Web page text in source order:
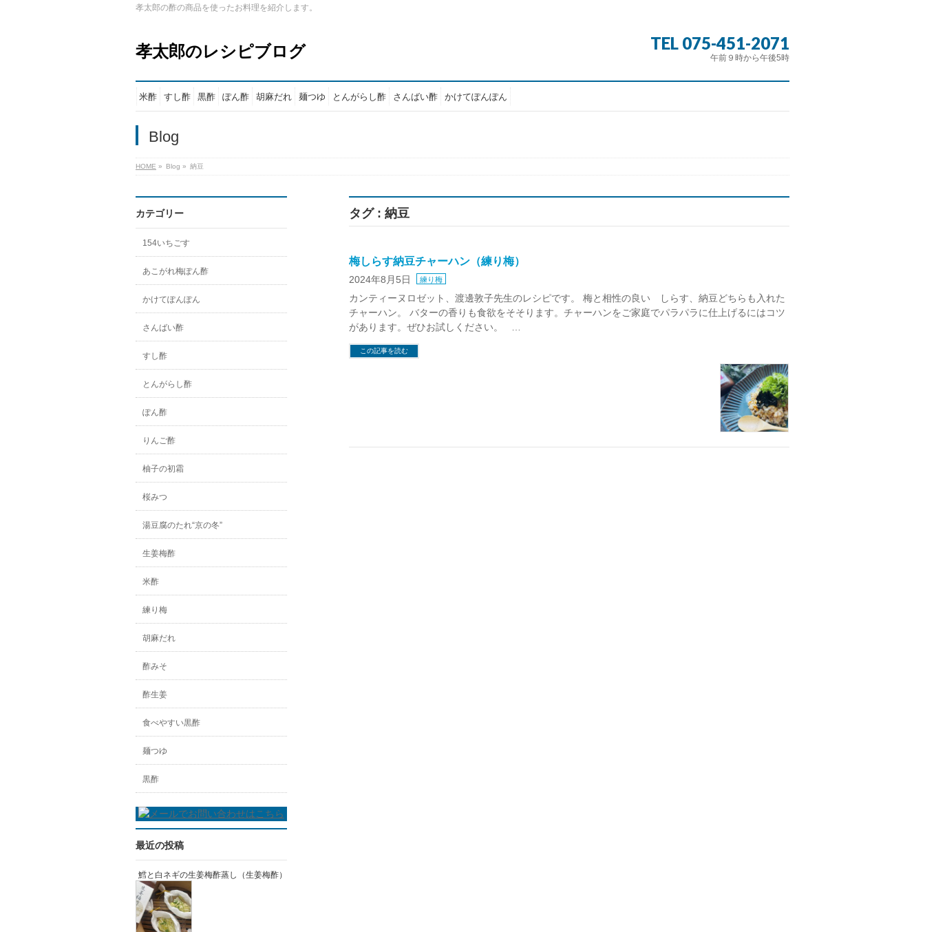
孝太郎の酢の商品を使ったお料理を紹介します。
孝太郎のレシピブログ TEL 075-451-2071
午前９時から午後5時
米酢 すし酢 黒酢 ぽん酢 胡麻だれ 麺つゆ とんがらし酢 さんばい酢 かけてぽんぽん
Blog
HOME » Blog » 納豆
タグ : 納豆
梅しらす納豆チャーハン（練り梅）
2024年8月5日 練り梅
カンティーヌロゼット、渡邊敦子先生のレシピです。 梅と相性の良い しらす、納豆どちらも入れた
チャーハン。 バターの香りも食欲をそそります。チャーハンをご家庭でパラパラに仕上げるにはコツ
があります。ぜひお試しください。 …
この記事を読む
カテゴリー
154いちごす
あこがれ梅ぽん酢
かけてぽんぽん
さんばい酢
すし酢
とんがらし酢
ぽん酢
りんご酢
柚子の初霜
桜みつ
湯豆腐のたれ“京の冬”
生姜梅酢
米酢
練り梅
胡麻だれ
酢みそ
酢生姜
食べやすい黒酢
麺つゆ
黒酢
最近の投稿
鱈と白ネギの生姜梅酢蒸し（生姜梅酢）